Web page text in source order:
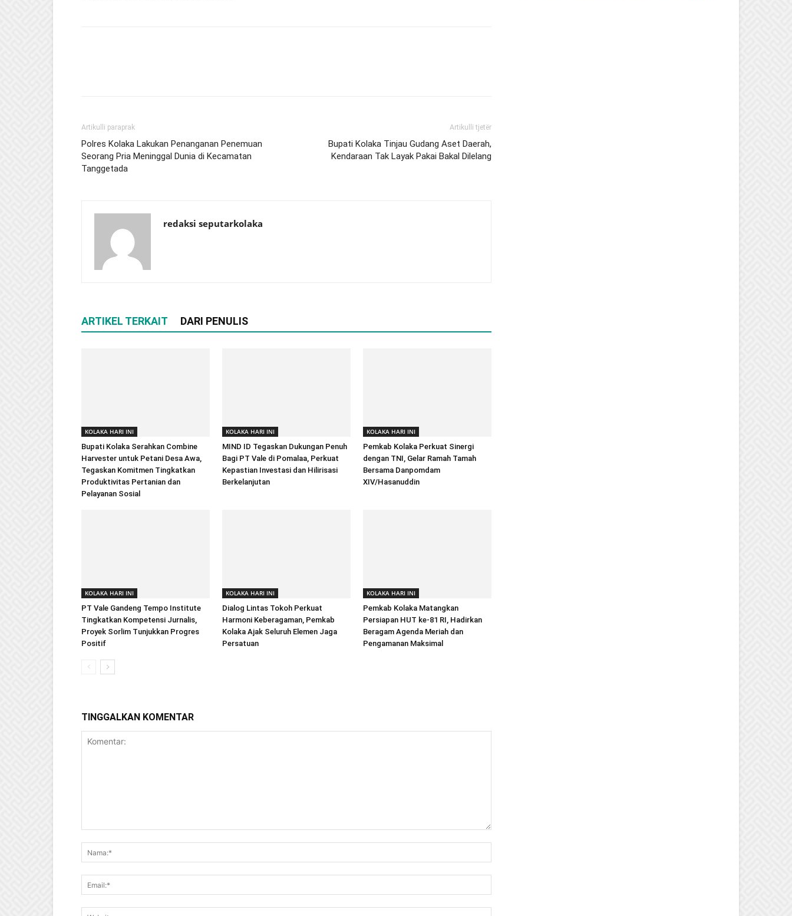
Artikulli paraprak
Polres Kolaka Lakukan Penanganan Penemuan
Seorang Pria Meninggal Dunia di Kecamatan
Tanggetada
Artikulli tjetër
Bupati Kolaka Tinjau Gudang Aset Daerah,
Kendaraan Tak Layak Pakai Bakal Dilelang
redaksi seputarkolaka
ARTIKEL TERKAIT DARI PENULIS
KOLAKA HARI INI
Bupati Kolaka Serahkan Combine
Harvester untuk Petani Desa Awa,
Tegaskan Komitmen Tingkatkan
Produktivitas Pertanian dan
Pelayanan Sosial
KOLAKA HARI INI
MIND ID Tegaskan Dukungan Penuh
Bagi PT Vale di Pomalaa, Perkuat
Kepastian Investasi dan Hilirisasi
Berkelanjutan
KOLAKA HARI INI
Pemkab Kolaka Perkuat Sinergi
dengan TNI, Gelar Ramah Tamah
Bersama Danpomdam
XIV/Hasanuddin
KOLAKA HARI INI
PT Vale Gandeng Tempo Institute
Tingkatkan Kompetensi Jurnalis,
Proyek Sorlim Tunjukkan Progres
Positif
KOLAKA HARI INI
Dialog Lintas Tokoh Perkuat
Harmoni Keberagaman, Pemkab
Kolaka Ajak Seluruh Elemen Jaga
Persatuan
KOLAKA HARI INI
Pemkab Kolaka Matangkan
Persiapan HUT ke-81 RI, Hadirkan
Beragam Agenda Meriah dan
Pengamanan Maksimal
TINGGALKAN KOMENTAR